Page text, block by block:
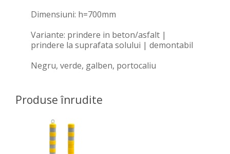
Dimensiuni: h=700mm
Variante: prindere in beton/asfalt |
prindere la suprafata solului | demontabil
Negru, verde, galben, portocaliu
Produse înrudite